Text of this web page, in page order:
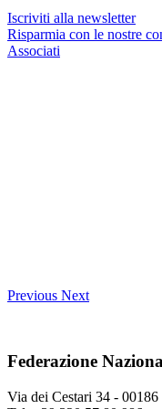
Iscriviti alla newsletter
Risparmia con le nostre
Associati
Previous Next
Federazione
Via dei Cestari 34 -